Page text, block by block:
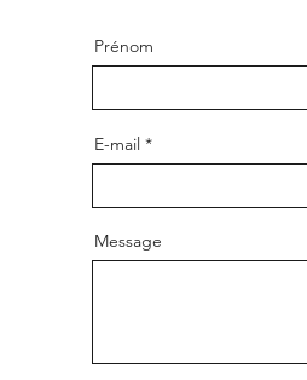
Prénom
E-mail
Message